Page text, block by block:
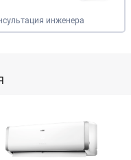
инженера